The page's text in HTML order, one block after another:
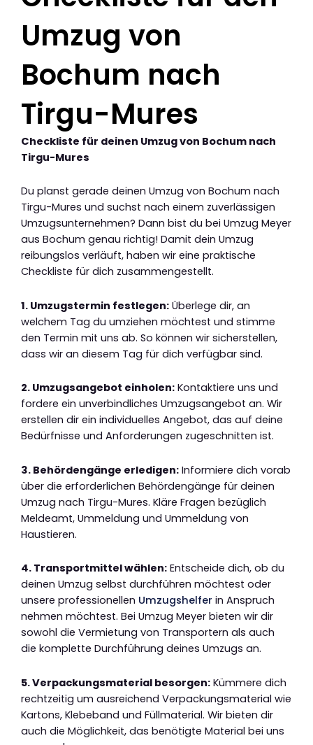
Umzug von
Bochum nach
Tirgu-Mures
Checkliste für deinen Umzug von Bochum nach
Tirgu-Mures
Du planst gerade deinen Umzug von Bochum nach
Tirgu-Mures und suchst nach einem zuverlässigen
Umzugsunternehmen? Dann bist du bei Umzug Meyer
aus Bochum genau richtig! Damit dein Umzug
reibungslos verläuft, haben wir eine praktische
Checkliste für dich zusammengestellt.
1. Umzugstermin festlegen: Überlege dir, an
welchem Tag du umziehen möchtest und stimme
den Termin mit uns ab. So können wir sicherstellen,
dass wir an diesem Tag für dich verfügbar sind.
2. Umzugsangebot einholen: Kontaktiere uns und
fordere ein unverbindliches Umzugsangebot an. Wir
erstellen dir ein individuelles Angebot, das auf deine
Bedürfnisse und Anforderungen zugeschnitten ist.
3. Behördengänge erledigen: Informiere dich vorab
über die erforderlichen Behördengänge für deinen
Umzug nach Tirgu-Mures. Kläre Fragen bezüglich
Meldeamt, Ummeldung und Ummeldung von
Haustieren.
4. Transportmittel wählen: Entscheide dich, ob du
deinen Umzug selbst durchführen möchtest oder
unsere professionellen Umzugshelfer in Anspruch
nehmen möchtest. Bei Umzug Meyer bieten wir dir
sowohl die Vermietung von Transportern als auch
die komplette Durchführung deines Umzugs an.
5. Verpackungsmaterial besorgen: Kümmere dich
rechtzeitig um ausreichend Verpackungsmaterial wie
Kartons, Klebeband und Füllmaterial. Wir bieten dir
auch die Möglichkeit, das benötigte Material bei uns